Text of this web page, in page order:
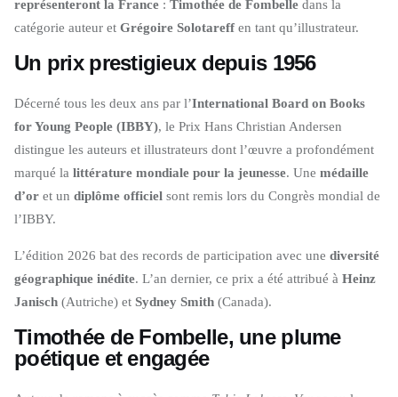
représenteront la France : Timothée de Fombelle dans la
catégorie auteur et Grégoire Solotareff en tant qu’illustrateur.
Un prix prestigieux depuis 1956
Décerné tous les deux ans par l’International Board on Books
for Young People (IBBY), le Prix Hans Christian Andersen
distingue les auteurs et illustrateurs dont l’œuvre a profondément
marqué la littérature mondiale pour la jeunesse. Une médaille
d’or et un diplôme officiel sont remis lors du Congrès mondial de
l’IBBY.
L’édition 2026 bat des records de participation avec une diversité
géographique inédite. L’an dernier, ce prix a été attribué à Heinz
Janisch (Autriche) et Sydney Smith (Canada).
Timothée de Fombelle, une plume
poétique et engagée